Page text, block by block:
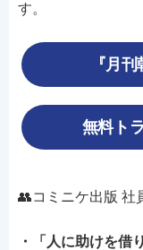
す。
『月
無料ト
👥コミニケ出版 社
・「人に助けを借